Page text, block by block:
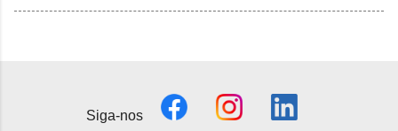
Siga-nos